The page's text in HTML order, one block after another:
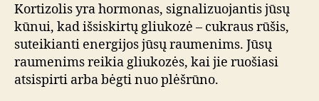
Kortizolis yra hormonas, signalizuojantis jūsų
kūnui, kad išsiskirtų gliukozė – cukraus rūšis,
suteikianti energijos jūsų raumenims. Jūsų
raumenims reikia gliukozės, kai jie ruošiasi
atsispirti arba bėgti nuo plėšrūno.